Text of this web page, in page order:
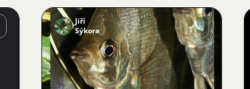
Obrázok
Jiří
Sýkora